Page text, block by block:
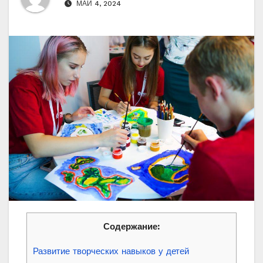
МАЙ 4, 2024
Содержание:
Развитие творческих навыков у детей